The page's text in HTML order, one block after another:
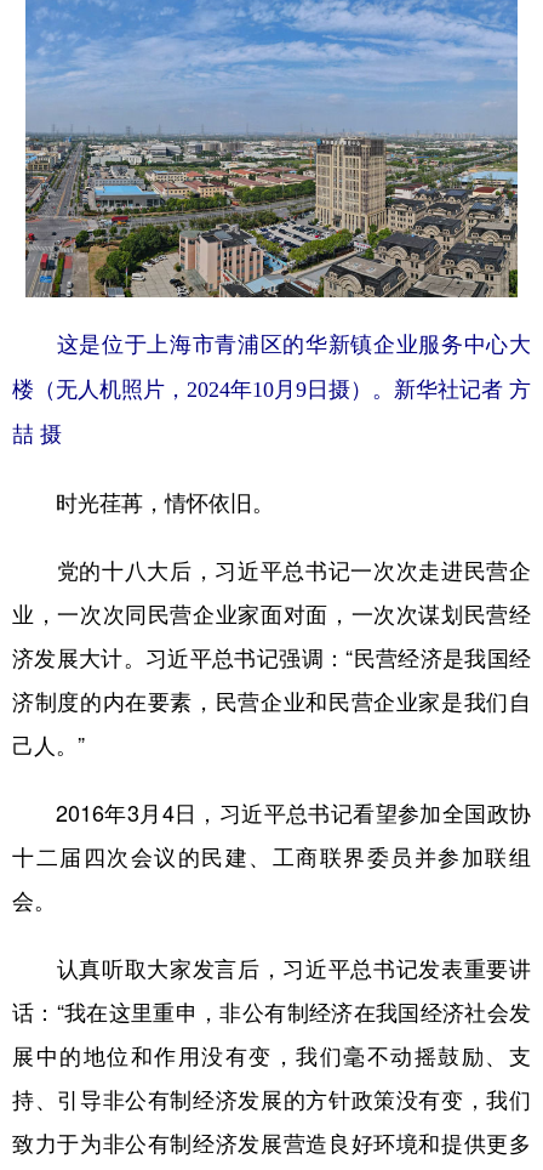
这是位于上海市青浦区的华新镇企业服务中心大
楼（无人机照片，2024年10月9日摄）。新华社记者 方
喆 摄
时光荏苒，情怀依旧。
党的十八大后，习近平总书记一次次走进民营企
业，一次次同民营企业家面对面，一次次谋划民营经
济发展大计。习近平总书记强调：“民营经济是我国经
济制度的内在要素，民营企业和民营企业家是我们自
己人。”
2016年3月4日，习近平总书记看望参加全国政协
十二届四次会议的民建、工商联界委员并参加联组
会。
认真听取大家发言后，习近平总书记发表重要讲
话：“我在这里重申，非公有制经济在我国经济社会发
展中的地位和作用没有变，我们毫不动摇鼓励、支
持、引导非公有制经济发展的方针政策没有变，我们
致力于为非公有制经济发展营造良好环境和提供更多